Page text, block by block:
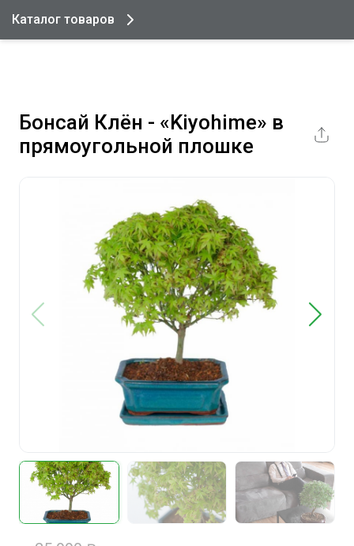
Каталог товаров
Бонсай Клён - «Kiyohime» в
прямоугольной плошке